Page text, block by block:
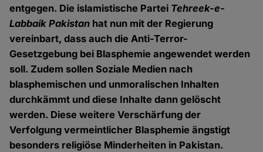
entgegen. Die islamistische Partei Tehreek-e-
Labbaik Pakistan hat nun mit der Regierung
vereinbart, dass auch die Anti-Terror-
Gesetzgebung bei Blasphemie angewendet werden
soll. Zudem sollen Soziale Medien nach
blasphemischen und unmoralischen Inhalten
durchkämmt und diese Inhalte dann gelöscht
werden. Diese weitere Verschärfung der
Verfolgung vermeintlicher Blasphemie ängstigt
besonders religiöse Minderheiten in Pakistan.